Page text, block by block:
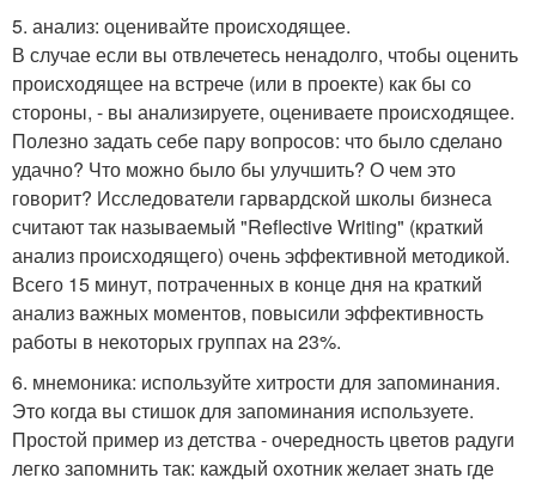
5. анализ: оценивайте происходящее.
В случае если вы отвлечетесь ненадолго, чтобы оценить
происходящее на встрече (или в проекте) как бы со
стороны, - вы анализируете, оцениваете происходящее.
Полезно задать себе пару вопросов: что было сделано
удачно? Что можно было бы улучшить? О чем это
говорит? Исследователи гарвардской школы бизнеса
считают так называемый "Reflective Writing" (краткий
анализ происходящего) очень эффективной методикой.
Всего 15 минут, потраченных в конце дня на краткий
анализ важных моментов, повысили эффективность
работы в некоторых группах на 23%.
6. мнемоника: используйте хитрости для запоминания.
Это когда вы стишок для запоминания используете.
Простой пример из детства - очередность цветов радуги
легко запомнить так: каждый охотник желает знать где